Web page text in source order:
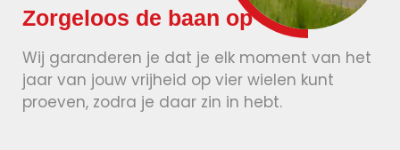
Zorgeloos de baan op
Wij garanderen je dat je elk moment van het
jaar van jouw vrijheid op vier wielen kunt
proeven, zodra je daar zin in hebt.